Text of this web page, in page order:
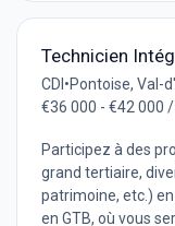
Technicien
CDI •Pontoise, Val-
€36 000 - €42 000
Participez à des
grand tertiaire,
patrimoine, etc.)
en GTB, où vous